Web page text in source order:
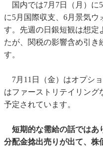
国内では7月7日（月）に5
に5月国際収支、6月景気ウ
す。先週の日銀短観は想定
たが、関税の影響含め引き
す。
7月11日（金）はオプショ
はファーストリテイリング
予定されています。
短期的な需給の話ではあ
分配金捻出売りが出て、株